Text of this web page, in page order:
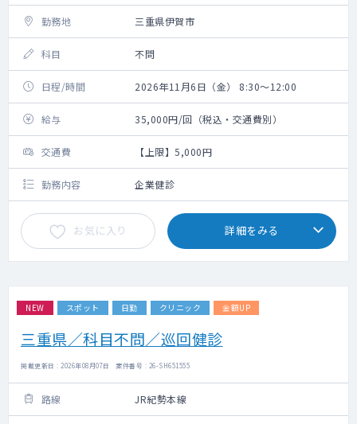
勤務地 三重県伊賀市
科目 不問
日程/時間 2026年11月6日（金） 8:30～12:00
給与 35,000円/回（税込・交通費別）
交通費 【上限】5,000円
勤務内容 企業健診
お気に入り 詳細をみる
NEW スポット 日勤 クリニック 金額UP
三重県／科目不問／巡回健診
掲載更新日 : 2026年08月07日 案件番号 : 26-SH651555
路線 JR紀勢本線